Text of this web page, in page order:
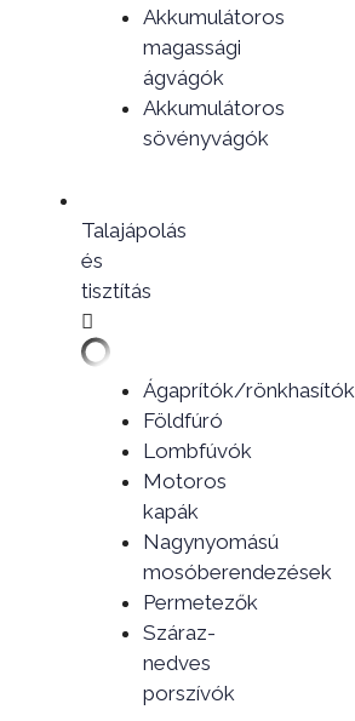
Akkumulátoros
magassági
ágvágók
Akkumulátoros
sövényvágók
Talajápolás
és
tisztítás
Ágaprítók/rönkhasítók
Földfúró
Lombfúvók
Motoros
kapák
Nagynyomású
mosóberendezések
Permetezők
Száraz-
nedves
porszívók